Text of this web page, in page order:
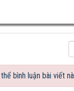
bình luận bài viết